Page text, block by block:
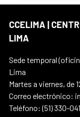
CCELIMA |
LIMA
Sede temporal
Lima
Martes a viernes, de
Correo electrónico:
Teléfono: (51) 330-